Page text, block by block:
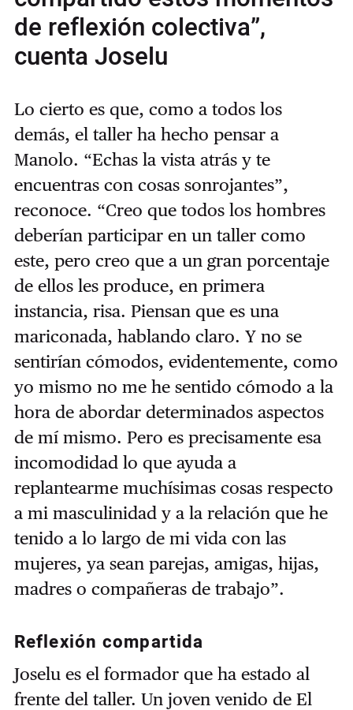
de reflexión colectiva”,
cuenta Joselu
Lo cierto es que, como a todos los
demás, el taller ha hecho pensar a
Manolo. “Echas la vista atrás y te
encuentras con cosas sonrojantes”,
reconoce. “Creo que todos los hombres
deberían participar en un taller como
este, pero creo que a un gran porcentaje
de ellos les produce, en primera
instancia, risa. Piensan que es una
mariconada, hablando claro. Y no se
sentirían cómodos, evidentemente, como
yo mismo no me he sentido cómodo a la
hora de abordar determinados aspectos
de mí mismo. Pero es precisamente esa
incomodidad lo que ayuda a
replantearme muchísimas cosas respecto
a mi masculinidad y a la relación que he
tenido a lo largo de mi vida con las
mujeres, ya sean parejas, amigas, hijas,
madres o compañeras de trabajo”.
Reflexión compartida
Joselu es el formador que ha estado al
frente del taller. Un joven venido de El